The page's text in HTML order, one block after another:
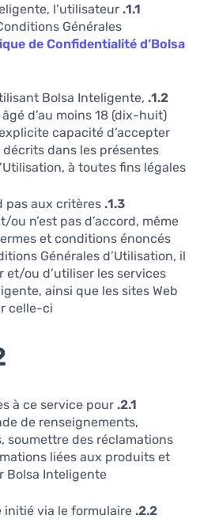
1.1.
l’utilisateur
Générales
de Confidentialité d’Bolsa
1.2.
Bolsa Inteligente,
d’au moins 18 (dix-huit)
capacité d’accepter
dans les présentes
à toutes fins légales.
1.3.
pas aux critères
n’est pas d’accord, même
et conditions énoncés
Générales d’Utilisation, il
et/ou d’utiliser les services
ainsi que les sites Web
celle-ci.
2.1.
à ce service pour
de renseignements,
soumettre des réclamations
liées aux produits et
Bolsa Inteligente.
2.2.
via le formulaire